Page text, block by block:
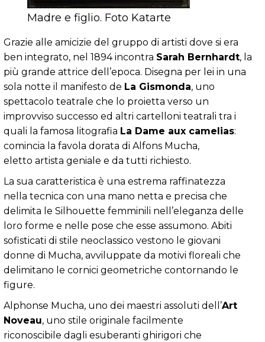
Madre e figlio. Foto Katarte
Grazie alle amicizie del gruppo di artisti dove si era
ben integrato, nel 1894 incontra Sarah Bernhardt, la
più grande attrice dell’epoca. Disegna per lei in una
sola notte il manifesto de La Gismonda, uno
spettacolo teatrale che lo proietta verso un
improvviso successo ed altri cartelloni teatrali tra i
quali la famosa litografia La Dame aux camelias:
comincia la favola dorata di Alfons Mucha,
eletto artista geniale e da tutti richiesto.
La sua caratteristica è una estrema raffinatezza
nella tecnica con una mano netta e precisa che
delimita le Silhouette femminili nell’eleganza delle
loro forme e nelle pose che esse assumono. Abiti
sofisticati di stile neoclassico vestono le giovani
donne di Mucha, avviluppate da motivi floreali che
delimitano le cornici geometriche contornando le
figure.
Alphonse Mucha, uno dei maestri assoluti dell’Art
Noveau, uno stile originale facilmente
riconoscibile dagli esuberanti ghirigori che